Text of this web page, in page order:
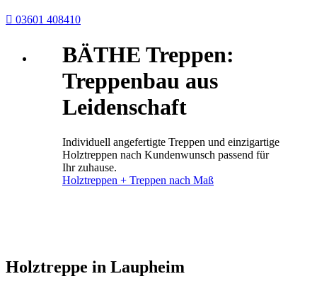
 03601 408410
BÄTHE Treppen:
Treppenbau aus
Leidenschaft
Individuell angefertigte Treppen und einzigartige
Holztreppen nach Kundenwunsch passend für
Ihr zuhause.
Holztreppen + Treppen nach Maß
Holztreppe in Laupheim